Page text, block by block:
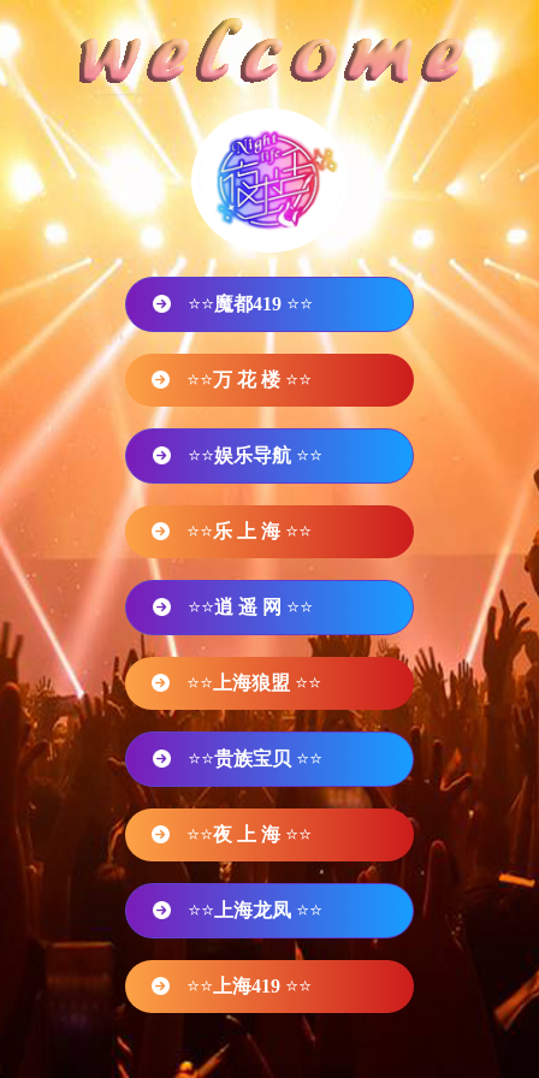
⭐⭐魔都419 ⭐⭐
⭐⭐万 花 楼 ⭐⭐
⭐⭐娱乐导航 ⭐⭐
⭐⭐乐 上 海 ⭐⭐
⭐⭐逍 遥 网 ⭐⭐
⭐⭐ 上海狼盟 ⭐⭐
⭐⭐贵族宝贝 ⭐⭐
⭐⭐夜 上 海 ⭐⭐
⭐⭐ 上海龙凤 ⭐⭐
⭐⭐ 上海419 ⭐⭐